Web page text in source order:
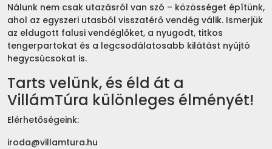
Nálunk nem csak utazásról van szó – közösséget építünk,
ahol az egyszeri utasból visszatérő vendég válik. Ismerjük
az eldugott falusi vendéglőket, a nyugodt, titkos
tengerpartokat és a legcsodálatosabb kilátást nyújtó
hegycsúcsokat is.
Tarts velünk, és éld át a
VillámTúra különleges élményét!
Elérhetőségeink:
iroda@villamtura.hu